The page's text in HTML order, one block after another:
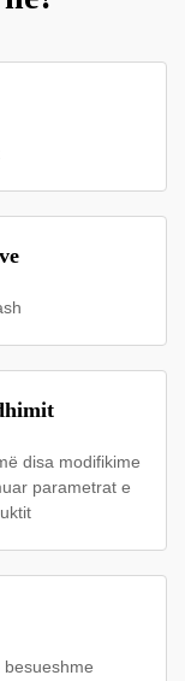
disa modifikime
parametrat e